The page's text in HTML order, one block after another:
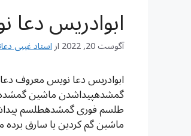
ابوادریس
آگوست 20, 2022 ازاستاد غیبی
ابوادریس دعا نویس معروف
گمشدهپیداشدن ماشین گمشده
طلسم فوری گمشدهطلسم
ماشین گم کردین یا سارق